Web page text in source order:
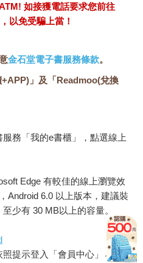
如接獲電話要求您前往
以免受騙上當！
金石堂電子書服務條款。
」及「Readmoo(兌換
務「我的e書櫃」，點選線上
Edge 有較佳的線上瀏覽效
Android 6.0 以上版本，建議裝
少有 30 MB以上的容量。
照提示登入「會員中心」→「我